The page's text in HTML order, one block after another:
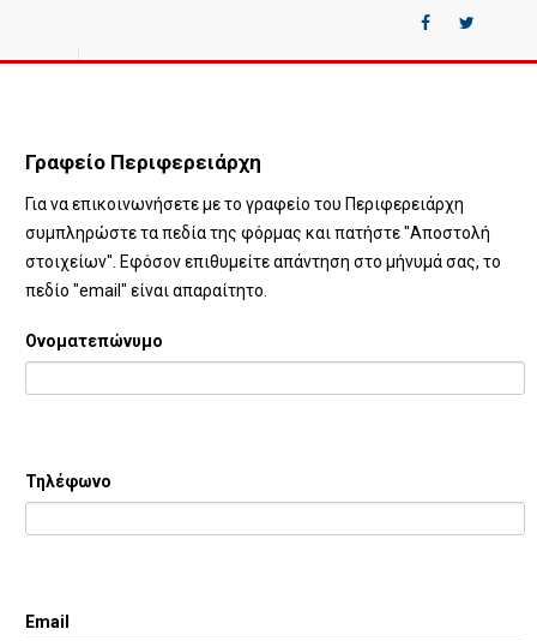
Γραφείο Περιφερειάρχη
Για να επικοινωνήσετε με το γραφείο του Περιφερειάρχη
συμπληρώστε τα πεδία της φόρμας και πατήστε "Αποστολή
στοιχείων". Εφόσον επιθυμείτε απάντηση στο μήνυμά σας, το
πεδίο "email" είναι απαραίτητο.
Ονοματεπώνυμο
Τηλέφωνο
Email